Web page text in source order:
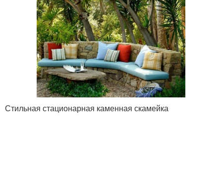
Стильная стационарная каменная скамейка